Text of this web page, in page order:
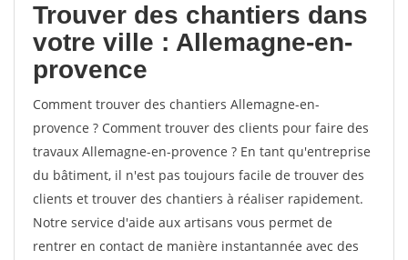
Trouver des chantiers dans
votre ville : Allemagne-en-
provence
Comment trouver des chantiers Allemagne-en-
provence ? Comment trouver des clients pour faire des
travaux Allemagne-en-provence ? En tant qu'entreprise
du bâtiment, il n'est pas toujours facile de trouver des
clients et trouver des chantiers à réaliser rapidement.
Notre service d'aide aux artisans vous permet de
rentrer en contact de manière instantannée avec des